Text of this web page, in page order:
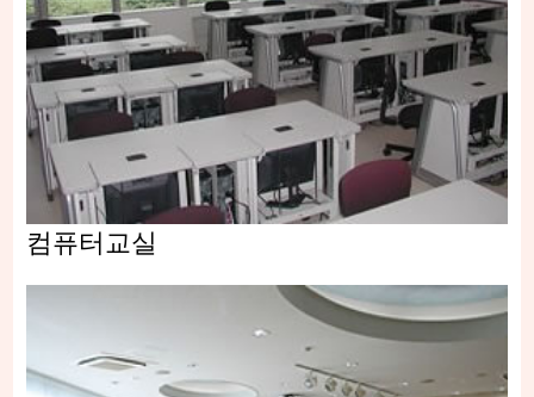
컴퓨터교실